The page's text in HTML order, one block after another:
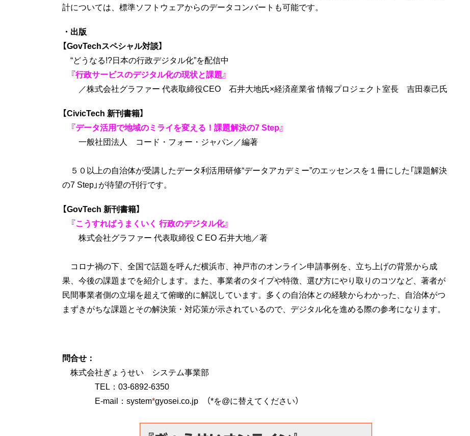
計については、標準ソフトウェアからのデータコンバートも可能です。
・出版
【GovTechスペシャル対談】
“どうなる!?日本の行政デジタル化”を配信中
『行政サービスのデジタル化の現状と課題』
／株式会社グラファー 代表取締役CEO 石井大地氏×経済産業省 情報プロジェクト室長 吉田泰己氏
【CivicTech 新刊書籍】
『データ活用で地域のミライを変える！課題解決の7 Step』
一般社団法人 コード・フォー・ジャパン／編著
５０以上の自治体が受講したデータ利活用研修“データアカデミー”のエッセンスを１冊にした「課題解決
の7 Step」が待望の刊行です。
【GovTech 新刊書籍】
『こうすればうまくいく 行政のデジタル化』
株式会社グラファー 代表取締役 C EO 石井大地／著
コロナ禍の下、全国で話題を呼んだ横浜市、神戸市のオンライン申請事例を、立ち上げの背景から成
果、今後の課題までを紹介します。また、事業者のタイプや特徴、選び方にやり取りのコツなど、著者が
民間事業者側の立場を超えて俯瞰的に解説しています。多くの自治体との経験からわかった、自治体がつ
まずきがちな課題とその解決策・対応策が示されているので、デジタル化を進める際の参考になります。
問合せ：
株式会社ぎょうせい システム事業部
TEL：03-6892-6350
E-mail：system*gyosei.co.jp （*を@に替えてください）